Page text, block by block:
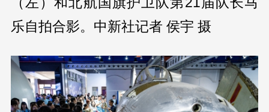
乐自拍合影。中新社记者 侯宇 摄